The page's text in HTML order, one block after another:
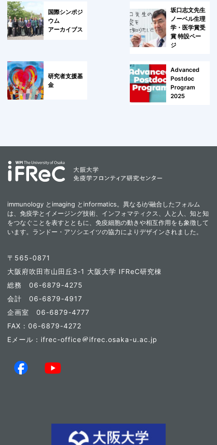
国際シンポジ
ウム
アーカイブス
坂口志文先生
ノーベル生理
学・医学賞受
賞 特設ペー
ジ
研究者支援基
金
Advanced
Postdoc
Program
2025
immunology とimaging とinformatics。異なるiが融合したフォルム
は、免疫学とイメージング技術、インフォマティクス、人と人、知と知
をつなぐことを表すとともに、免疫細胞の動きや相互作用をも象徴して
います。ランドー・アソシエイツの協力によりデザインされました。
〒565-0871
大阪府吹田市山田丘3-1 大阪大学 IFReC研究棟
総務 06-6879-4275
会計 06-6879-4917
企画室 06-6879-4777
FAX：06-6879-4272
Eメール：ifrec-office
ifrec.osaka-u.ac.jp